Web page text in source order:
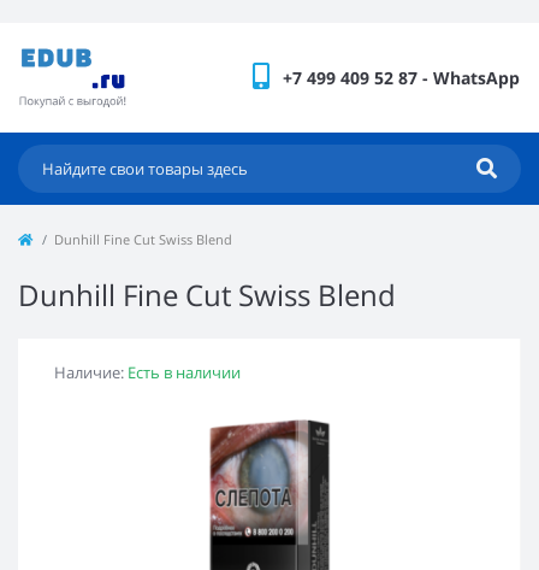
+7 499 409 52 87 - WhatsApp
Dunhill Fine Cut Swiss Blend
Dunhill Fine Cut Swiss Blend
Наличие: Есть в наличии